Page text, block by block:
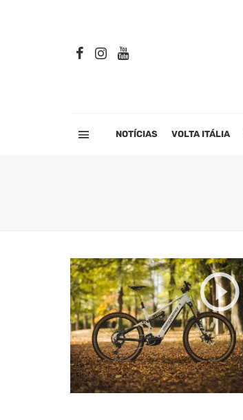
NOTÍCIAS VOLTA ITÁLIA